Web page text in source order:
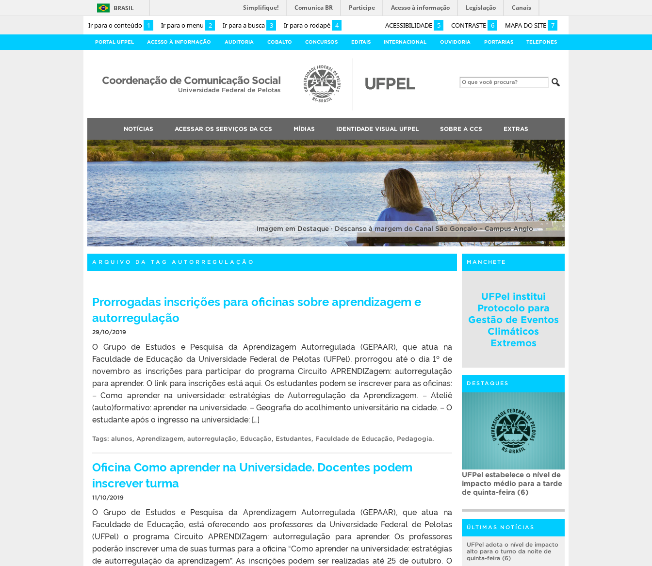
Ir para o conteúdo 1 Ir para o menu 2 Ir para a busca 3 Ir para o rodapé 4 ACESSIBILIDADE 5 CONTRASTE 6 MAPA DO SITE 7
BRASIL Simplifique! Comunica BR Participe Acesso à informação Legislação Canais
PORTAL UFPEL ACESSO À INFORMAÇÃO AUDITORIA COBALTO CONCURSOS EDITAIS INTERNACIONAL OUVIDORIA PORTARIAS TELEFONES
Coordenação de Comunicação Social
Universidade Federal de Pelotas
NOTÍCIAS ACESSAR OS SERVIÇOS DA CCS MÍDIAS IDENTIDADE VISUAL UFPEL SOBRE A CCS EXTRAS
Imagem em Destaque · Descanso à margem do Canal São Gonçalo – Campus Anglo
ARQUIVO DA TAG AUTORREGULAÇÃO
Prorrogadas inscrições para oficinas sobre aprendizagem e
autorregulação
29/10/2019
O Grupo de Estudos e Pesquisa da Aprendizagem Autorregulada (GEPAAR), que atua na
Faculdade de Educação da Universidade Federal de Pelotas (UFPel), prorrogou até o dia 1º de
novembro as inscrições para participar do programa Circuito APRENDIZagem: autorregulação
para aprender. O link para inscrições está aqui. Os estudantes podem se inscrever para as oficinas:
– Como aprender na universidade: estratégias de Autorregulação da Aprendizagem. – Ateliê
(auto)formativo: aprender na universidade. – Geografia do acolhimento universitário na cidade. – O
estudante após o ingresso na universidade: […]
Tags: alunos, Aprendizagem, autorregulação, Educação, Estudantes, Faculdade de Educação, Pedagogia.
Oficina Como aprender na Universidade. Docentes podem
inscrever turma
11/10/2019
O Grupo de Estudos e Pesquisa da Aprendizagem Autorregulada (GEPAAR), que atua na
Faculdade de Educação, está oferecendo aos professores da Universidade Federal de Pelotas
(UFPel) o programa Circuito APRENDIZagem: autorregulação para aprender. Os professores
poderão inscrever uma de suas turmas para a oficina “Como aprender na universidade: estratégias
de autorregulação da aprendizagem”. As inscrições podem ser realizadas até 25 de outubro. O
MANCHETE
UFPel institui
Protocolo para
Gestão de Eventos
Climáticos
Extremos
DESTAQUES
UFPel estabelece o nível de
impacto médio para a tarde
de quinta-feira (6)
ÚLTIMAS NOTÍCIAS
UFPel adota o nível de impacto
alto para o turno da noite de
quinta-feira (6)